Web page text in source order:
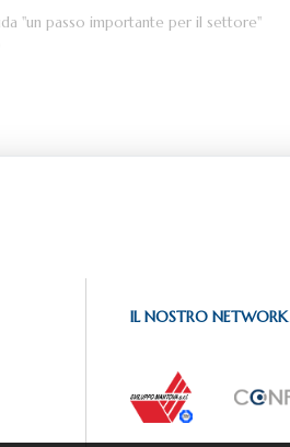
"un passo importante per il settore"
IL NOSTRO NETWORK